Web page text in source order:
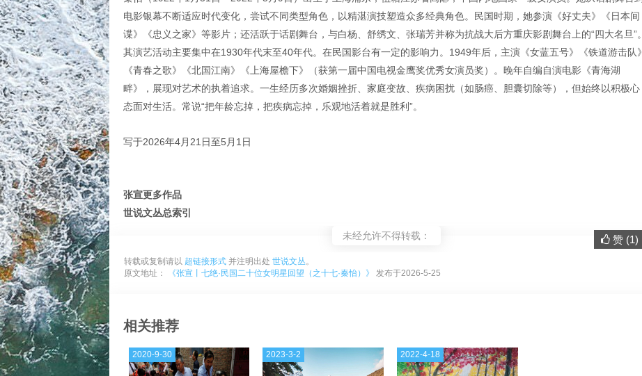
电影银幕不断适应时代变化，尝试不同类型角色，以精湛演技塑造众多经典角色。民国时期，她参演《好丈夫》《日本间
谍》《忠义之家》等影片；还活跃于话剧舞台，与白杨、舒绣文、张瑞芳并称为抗战大后方重庆影剧舞台上的“四大名旦”。
其演艺活动主要集中在1930年代末至40年代。在民国影台有一定的影响力。1949年后，主演《女蓝五号》《铁道游击队》
《青春之歌》《北国江南》《上海屋檐下》（获第一届中国电视金鹰奖优秀女演员奖）。晚年自编自演电影《青海湖
畔》，展现对艺术的执着追求。一生经历多次婚姻挫折、家庭变故、疾病困扰（如肠癌、胆囊切除等），但始终以积极心
态面对生活。常说“把年龄忘掉，把疾病忘掉，乐观地活着就是胜利”。
写于2026年4月21日至5月1日
张宣更多作品
世说文丛总索引
赞 (1)
未经允许不得转载：
转载或复制请以 超链接形式 并注明出处 世说文丛。
原文地址：
《张宣丨七绝·民国二十位女明星回望（之十七·秦怡）》 发布于2026-5-25
相关推荐
2020-9-30 2023-3-2 2022-4-18